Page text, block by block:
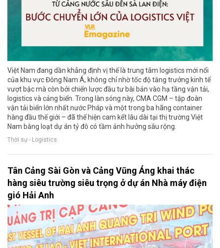
Việt Nam đang dần khẳng định vị thế là trung tâm logistics mới nổi
của khu vực Đông Nam Á, không chỉ nhờ tốc độ tăng trưởng kinh tế
vượt bậc mà còn bởi chiến lược đầu tư bài bản vào hạ tầng vận tải,
logistics và cảng biển. Trong làn sóng này, CMA CGM – tập đoàn
vận tải biển lớn nhất nước Pháp và một trong ba hãng container
hàng đầu thế giới – đã thể hiện cam kết lâu dài tại thị trường Việt
Nam bằng loạt dự án tỷ đô có tầm ảnh hưởng sâu rộng.
Thời sự - Logistics
Tân Cảng Sài Gòn và Cảng Vũng Áng khai thác
hàng siêu trường siêu trọng ở dự án Nhà máy điện
gió Hải Anh